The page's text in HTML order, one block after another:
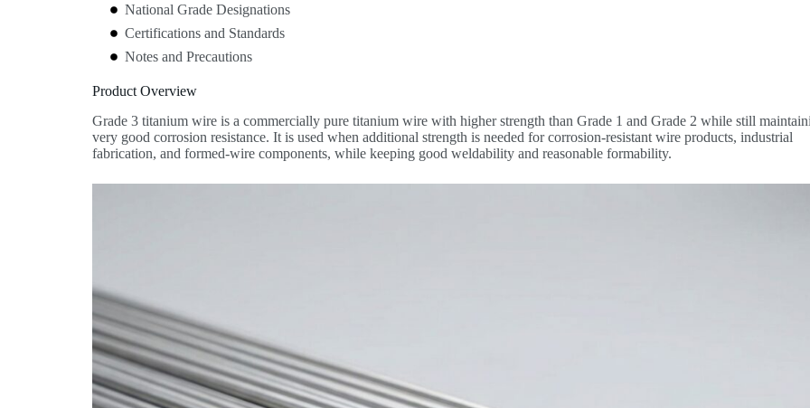
National Grade Designations
Certifications and Standards
Notes and Precautions
Product Overview
Grade 3 titanium wire is a commercially pure titanium wire with higher strength than Grade 1 and Grade 2 while still
very good corrosion resistance. It is used when additional strength is needed for corrosion-resistant wire products, industrial
fabrication, and formed-wire components, while keeping good weldability and reasonable formability.